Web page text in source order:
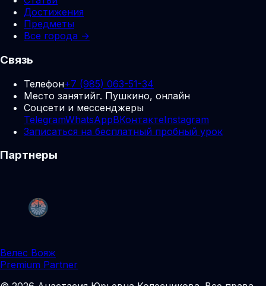
Достижения
Предметы
Все города →
Связь
Телефон+7 (985) 063-51-34
Место занятийг. Пушкино, онлайн
Соцсети и мессенджеры
TelegramWhatsAppВКонтактеInstagram
Записаться на бесплатный пробный урок
Партнеры
Велес Вояж
Premium Partner